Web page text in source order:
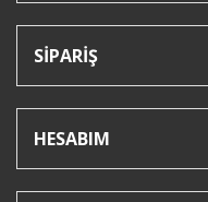
SİPARİŞ
HESABIM